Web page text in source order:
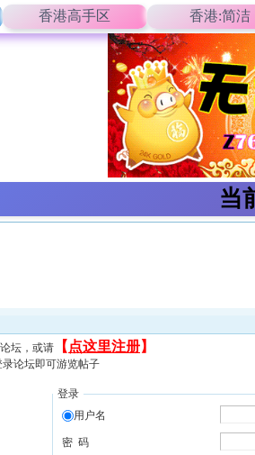
香港高手区 香港:简洁
当
坛，或请 【 点这里注册】
论坛即可游览帖子
登录
用户名
密 码